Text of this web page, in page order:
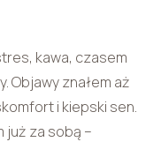
kawa, czasem
Objawy znałem aż
i kiepski sen.
już za sobą –